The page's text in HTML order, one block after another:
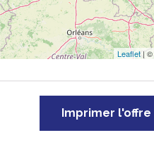
Leaflet| ©
Imprimer l'offre